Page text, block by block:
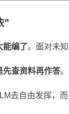
”
能编了。面对未
先查资料再作答。
去自由发挥，